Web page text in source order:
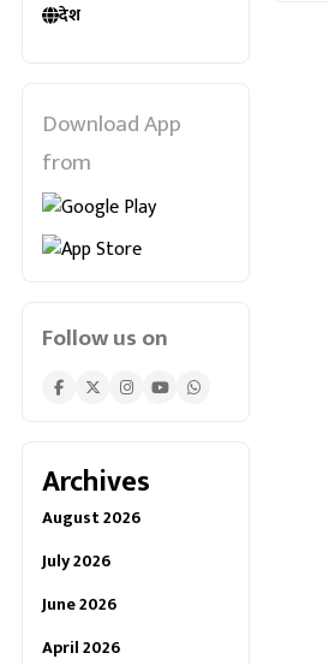
देश
Download App
from
Follow us on
Archives
August 2026
July 2026
June 2026
April 2026